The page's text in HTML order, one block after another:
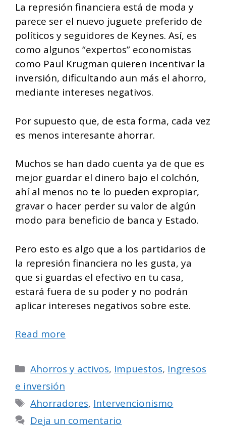
La represión financiera está de moda y
parece ser el nuevo juguete preferido de
políticos y seguidores de Keynes. Así, es
como algunos “expertos” economistas
como Paul Krugman quieren incentivar la
inversión, dificultando aun más el ahorro,
mediante intereses negativos.
Por supuesto que, de esta forma, cada vez
es menos interesante ahorrar.
Muchos se han dado cuenta ya de que es
mejor guardar el dinero bajo el colchón,
ahí al menos no te lo pueden expropiar,
gravar o hacer perder su valor de algún
modo para beneficio de banca y Estado.
Pero esto es algo que a los partidarios de
la represión financiera no les gusta, ya
que si guardas el efectivo en tu casa,
estará fuera de su poder y no podrán
aplicar intereses negativos sobre este.
Read more
Categorías
Ahorros y activos, Impuestos, Ingresos
e inversión
Etiquetas
Ahorradores, Intervencionismo
Deja un comentario